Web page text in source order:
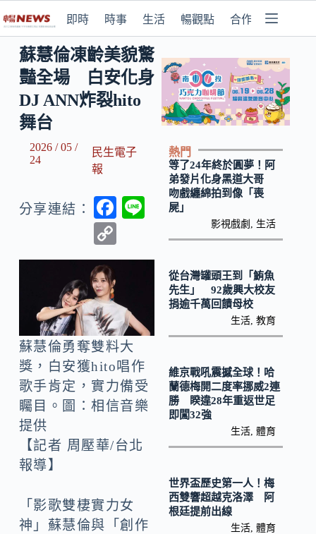
即時 時事 生活 暢觀點 合作媒體
蘇慧倫凍齡美貌驚
豔全場 白安化身
DJ ANN炸裂hito
舞台
2026 / 05 /
24
民生電子
報
分享連結：
F
o
o
k
o
y
Li
n
k
蘇慧倫勇奪雙料大
獎，白安獲hito唱作
歌手肯定，實力備受
矚目。圖：相信音樂
提供
【記者 周壓華/台北
報導】
「影歌雙棲實力女
神」蘇慧倫與「創作
熱門
等了24年終於圓夢！阿
弟發片化身黑道大哥
吻戲纏綿拍到像「喪
屍」
影視戲劇 生活
從台灣罐頭王到「鮪魚
先生」 92歲興大校友
捐逾千萬回饋母校
生活 ,教育
維京戰吼震撼全球！哈
蘭德梅開二度率挪威2連
勝 睽違28年重返世足
即闖32強
生活 ,體育
世界盃歷史第一人！梅
西雙響超越克洛澤 阿
根廷提前出線
生活 ,體育